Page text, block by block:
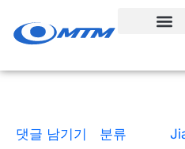
로
댓글 남기기 분류